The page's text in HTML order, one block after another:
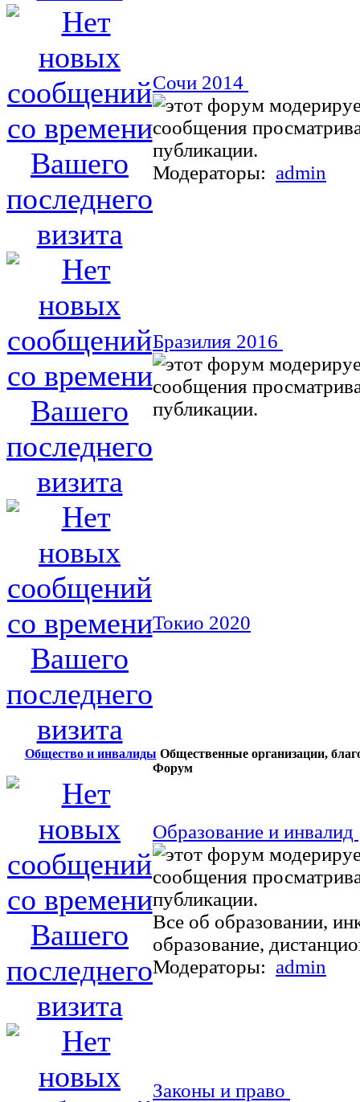
Сочи 2014
Модераторы: admin
Бразилия 2016
Токио 2020
Общество и инвалиды Общественные организации,
Форум
Образование и инвалид
Все об образовании,
образование,
Модераторы: admin
Законы и право